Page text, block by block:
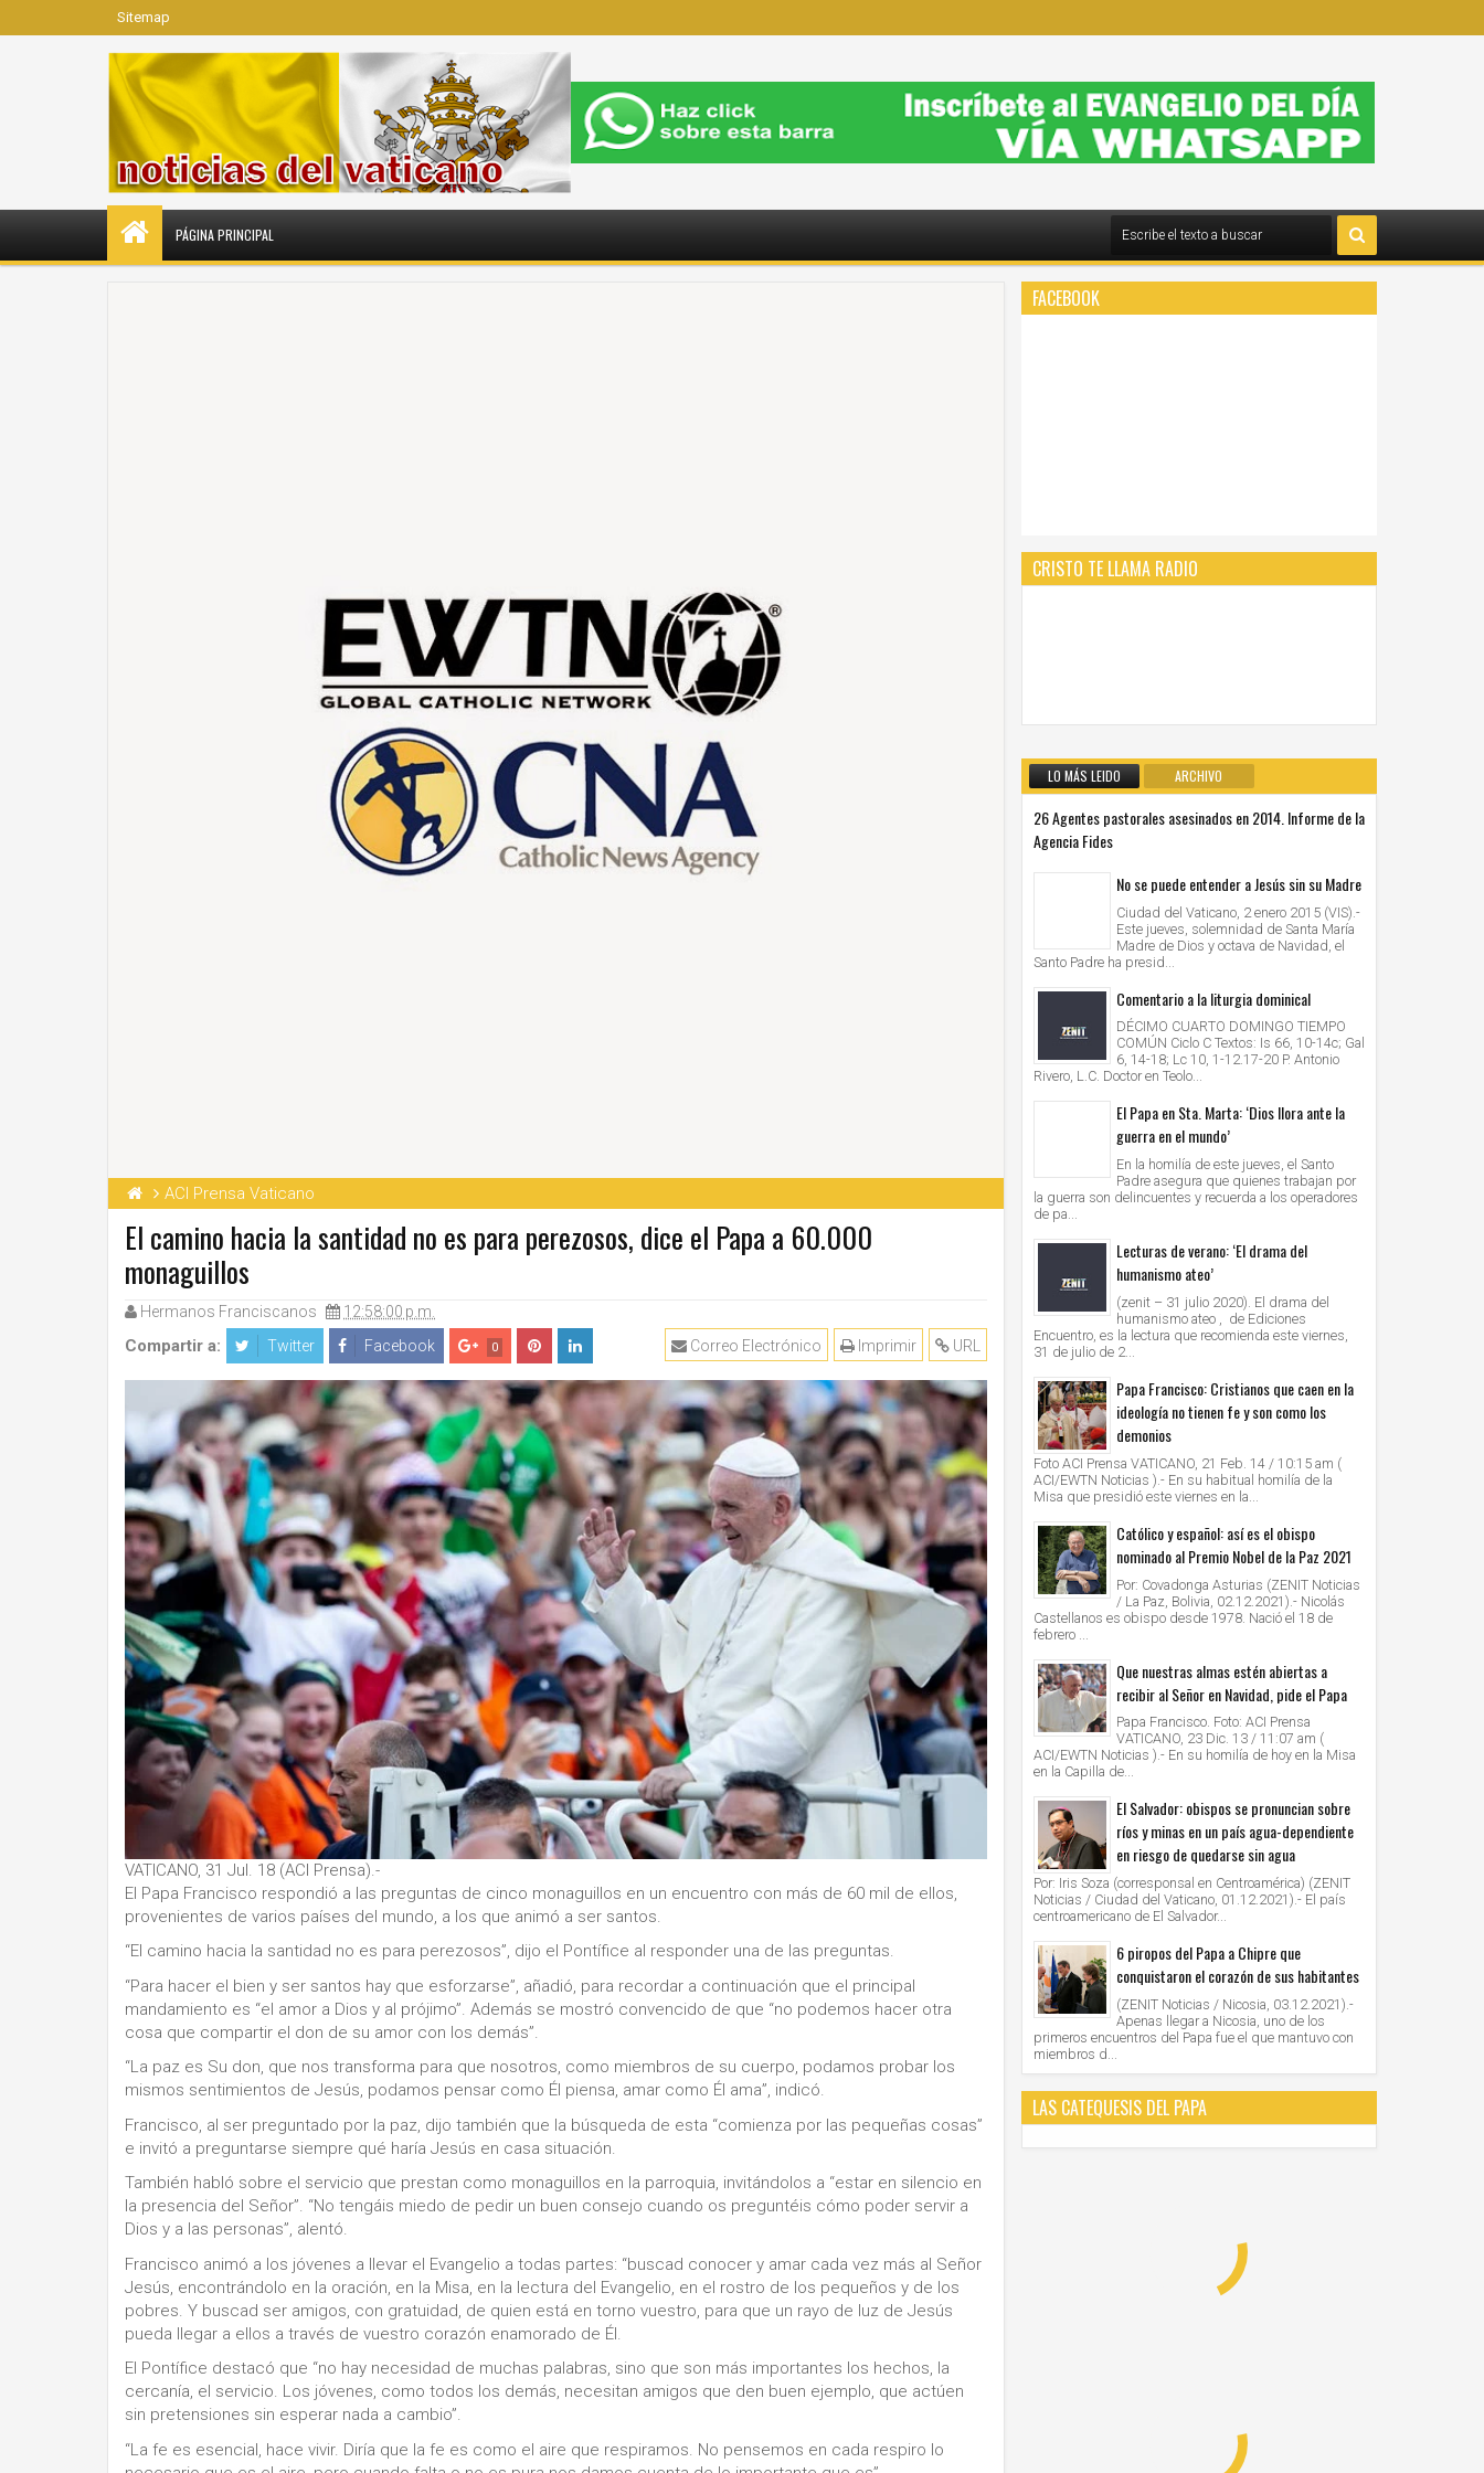
Sitemap
PÁGINA PRINCIPAL
ACI Prensa Vaticano
El camino hacia la santidad no es para perezosos, dice el Papa a 60.000
monaguillos
Hermanos Franciscanos 12:58:00 p.m.
Compartir a: Twitter Facebook 0 URL
Imprimir
Correo Electrónico
VATICANO, 31 Jul. 18 (ACI Prensa).-
El Papa Francisco respondió a las preguntas de cinco monaguillos en un encuentro con más de 60 mil de ellos,
provenientes de varios países del mundo, a los que animó a ser santos.
“El camino hacia la santidad no es para perezosos”, dijo el Pontífice al responder una de las preguntas.
“Para hacer el bien y ser santos hay que esforzarse”, añadió, para recordar a continuación que el principal
mandamiento es “el amor a Dios y al prójimo”. Además se mostró convencido de que “no podemos hacer otra
cosa que compartir el don de su amor con los demás”.
“La paz es Su don, que nos transforma para que nosotros, como miembros de su cuerpo, podamos probar los
mismos sentimientos de Jesús, podamos pensar como Él piensa, amar como Él ama”, indicó.
Francisco, al ser preguntado por la paz, dijo también que la búsqueda de esta “comienza por las pequeñas cosas”
e invitó a preguntarse siempre qué haría Jesús en casa situación.
También habló sobre el servicio que prestan como monaguillos en la parroquia, invitándolos a “estar en silencio en
la presencia del Señor”. “No tengáis miedo de pedir un buen consejo cuando os preguntéis cómo poder servir a
Dios y a las personas”, alentó.
Francisco animó a los jóvenes a llevar el Evangelio a todas partes: “buscad conocer y amar cada vez más al Señor
Jesús, encontrándolo en la oración, en la Misa, en la lectura del Evangelio, en el rostro de los pequeños y de los
pobres. Y buscad ser amigos, con gratuidad, de quien está en torno vuestro, para que un rayo de luz de Jesús
pueda llegar a ellos a través de vuestro corazón enamorado de Él.
El Pontífice destacó que “no hay necesidad de muchas palabras, sino que son más importantes los hechos, la
cercanía, el servicio. Los jóvenes, como todos los demás, necesitan amigos que den buen ejemplo, que actúen
sin pretensiones sin esperar nada a cambio”.
“La fe es esencial, hace vivir. Diría que la fe es como el aire que respiramos. No pensemos en cada respiro lo
FACEBOOK
CRISTO TE LLAMA RADIO
LO MÁS LEIDO ARCHIVO
26 Agentes pastorales asesinados en 2014. Informe de la
Agencia Fides
No se puede entender a Jesús sin su Madre
Ciudad del Vaticano, 2 enero 2015 (VIS).-
Este jueves, solemnidad de Santa María
Madre de Dios y octava de Navidad, el
Santo Padre ha presid...
Comentario a la liturgia dominical
DÉCIMO CUARTO DOMINGO TIEMPO
COMÚN Ciclo C Textos: Is 66, 10-14c; Gal
6, 14-18; Lc 10, 1-12.17-20 P. Antonio
Rivero, L.C. Doctor en Teolo...
El Papa en Sta. Marta: ‘Dios llora ante la
guerra en el mundo’
En la homilía de este jueves, el Santo
Padre asegura que quienes trabajan por
la guerra son delincuentes y recuerda a los operadores
de pa...
Lecturas de verano: ‘El drama del
humanismo ateo’
(zenit – 31 julio 2020). El drama del
humanismo ateo , de Ediciones
Encuentro, es la lectura que recomienda este viernes,
31 de julio de 2...
Papa Francisco: Cristianos que caen en la
ideología no tienen fe y son como los
demonios
Foto ACI Prensa VATICANO, 21 Feb. 14 / 10:15 am (
ACI/EWTN Noticias ).- En su habitual homilía de la
Misa que presidió este viernes en la...
Católico y español: así es el obispo
nominado al Premio Nobel de la Paz 2021
Por: Covadonga Asturias (ZENIT Noticias
/ La Paz, Bolivia, 02.12.2021).- Nicolás
Castellanos es obispo desde 1978. Nació el 18 de
febrero ...
Que nuestras almas estén abiertas a
recibir al Señor en Navidad, pide el Papa
Papa Francisco. Foto: ACI Prensa
VATICANO, 23 Dic. 13 / 11:07 am (
ACI/EWTN Noticias ).- En su homilía de hoy en la Misa
en la Capilla de...
El Salvador: obispos se pronuncian sobre
ríos y minas en un país agua-dependiente
en riesgo de quedarse sin agua
Por: Iris Soza (corresponsal en Centroamérica) (ZENIT
Noticias / Ciudad del Vaticano, 01.12.2021).- El país
centroamericano de El Salvador...
6 piropos del Papa a Chipre que
conquistaron el corazón de sus habitantes
(ZENIT Noticias / Nicosia, 03.12.2021).-
Apenas llegar a Nicosia, uno de los
primeros encuentros del Papa fue el que mantuvo con
miembros d...
LAS CATEQUESIS DEL PAPA